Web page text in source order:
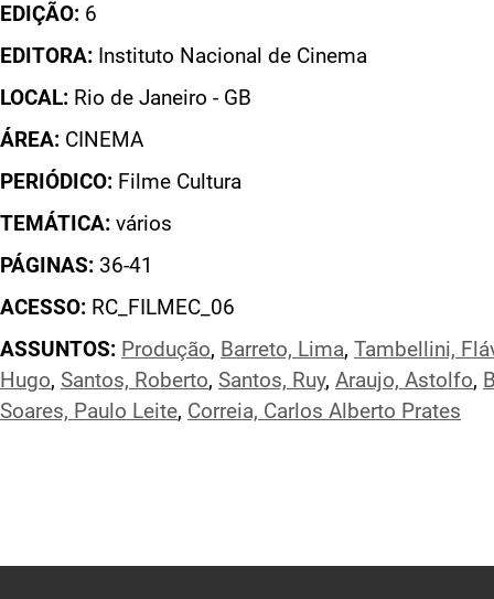
EDIÇÃO: 6
EDITORA: Instituto Nacional de Cinema
LOCAL: Rio de Janeiro - GB
ÁREA: CINEMA
PERIÓDICO: Filme Cultura
TEMÁTICA: vários
PÁGINAS: 36-41
ACESSO: RC_FILMEC_06
ASSUNTOS: Produção, Barreto, Lima, Tambellini,
Hugo, Santos, Roberto, Santos, Ruy, Araujo, Astolfo,
Soares, Paulo Leite, Correia, Carlos Alberto Prates